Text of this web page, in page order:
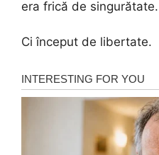
era frică de singurătate.
Ci început de libertate.